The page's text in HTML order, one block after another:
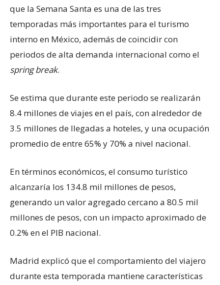
que la Semana Santa es una de las tres
temporadas más importantes para el turismo
interno en México, además de coincidir con
periodos de alta demanda internacional como el
spring break.
Se estima que durante este periodo se realizarán
8.4 millones de viajes en el país, con alrededor de
3.5 millones de llegadas a hoteles, y una ocupación
promedio de entre 65% y 70% a nivel nacional.
En términos económicos, el consumo turístico
alcanzaría los 134.8 mil millones de pesos,
generando un valor agregado cercano a 80.5 mil
millones de pesos, con un impacto aproximado de
0.2% en el PIB nacional.
Madrid explicó que el comportamiento del viajero
durante esta temporada mantiene características